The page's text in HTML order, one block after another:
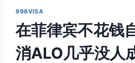
998VISA
在菲律宾不花钱
消ALO几乎没人